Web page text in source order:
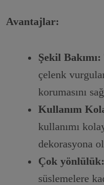
Avantajlar:
Şekil Bakımı:
çelenk
korumasını
Kullanım
kullanımı
dekorasyona
Çok yönlülük:
süslemelere